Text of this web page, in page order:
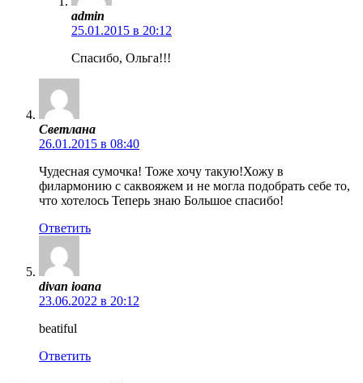
admin
25.01.2015 в 20:12
Спасибо, Ольга!!!
Светлана
26.01.2015 в 08:40
Чудесная сумочка! Тоже хочу такую!Хожу в
филармонию с саквояжем и не могла подобрать себе то,
что хотелось Теперь знаю Большое спасибо!
Ответить
divan ioana
23.06.2022 в 20:12
beatiful
Ответить